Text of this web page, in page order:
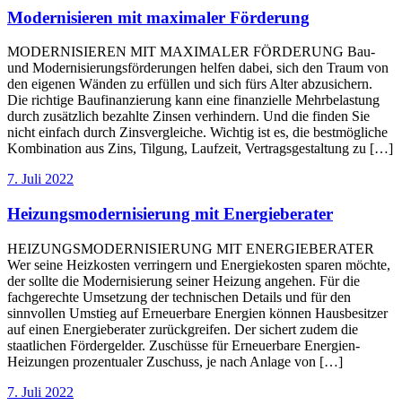
Modernisieren mit maximaler Förderung
MODERNISIEREN MIT MAXIMALER FÖRDERUNG Bau-
und Modernisierungsförderungen helfen dabei, sich den Traum von
den eigenen Wänden zu erfüllen und sich fürs Alter abzusichern.
Die richtige Baufinanzierung kann eine finanzielle Mehrbelastung
durch zusätzlich bezahlte Zinsen verhindern. Und die finden Sie
nicht einfach durch Zinsvergleiche. Wichtig ist es, die bestmögliche
Kombination aus Zins, Tilgung, Laufzeit, Vertragsgestaltung zu […]
7. Juli 2022
Heizungsmodernisierung mit Energieberater
HEIZUNGSMODERNISIERUNG MIT ENERGIEBERATER
Wer seine Heizkosten verringern und Energiekosten sparen möchte,
der sollte die Modernisierung seiner Heizung angehen. Für die
fachgerechte Umsetzung der technischen Details und für den
sinnvollen Umstieg auf Erneuerbare Energien können Hausbesitzer
auf einen Energieberater zurückgreifen. Der sichert zudem die
staatlichen Fördergelder. Zuschüsse für Erneuerbare Energien-
Heizungen prozentualer Zuschuss, je nach Anlage von […]
7. Juli 2022